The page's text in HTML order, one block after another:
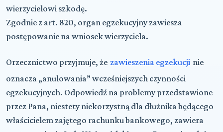
wierzycielowi szkodę.
Zgodnie z art. 820, organ egzekucyjny zawiesza
postępowanie na wniosek wierzyciela.
Orzecznictwo przyjmuje, że zawieszenia egzekucji nie
oznacza „anulowania” wcześniejszych czynności
egzekucyjnych. Odpowiedź na problemy przedstawione
przez Pana, niestety niekorzystną dla dłużnika będącego
właścicielem zajętego rachunku bankowego, zawiera